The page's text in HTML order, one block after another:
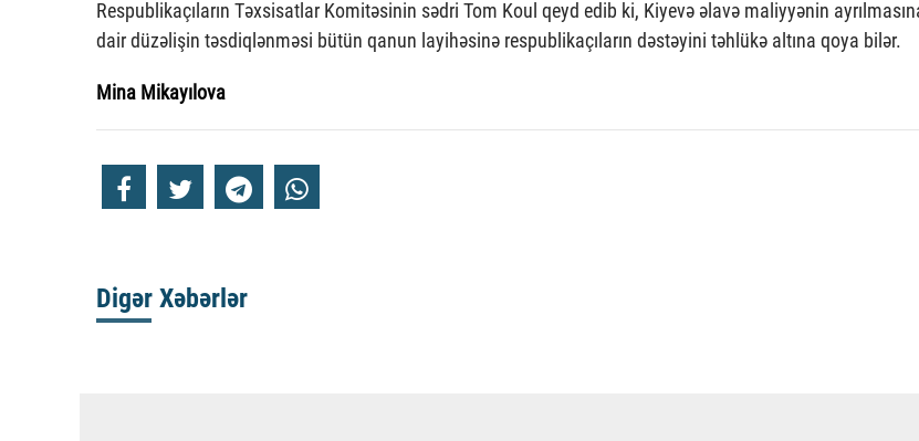
Respublikaçıların Təxsisatlar Komitəsinin sədri Tom Koul qeyd edib ki, Kiyevə əlavə maliyyənin
dair düzəlişin təsdiqlənməsi bütün qanun layihəsinə respublikaçıların dəstəyini təhlükə altına qoya bilər.
Mina Mikayılova
Digər Xəbərlər